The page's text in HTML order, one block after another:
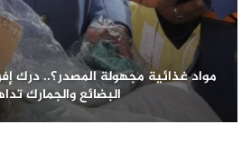
مواد غذائية مجهولة المصدر؟.. درك
البضائع والجمارك